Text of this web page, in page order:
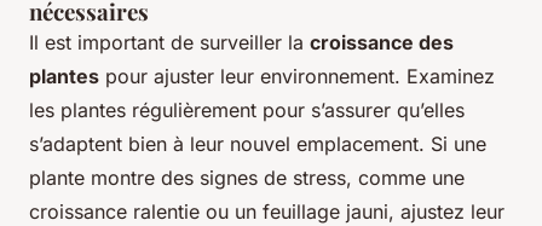
nécessaires
Il est important de surveiller la croissance des
plantes pour ajuster leur environnement. Examinez
les plantes régulièrement pour s’assurer qu’elles
s’adaptent bien à leur nouvel emplacement. Si une
plante montre des signes de stress, comme une
croissance ralentie ou un feuillage jauni, ajustez leur